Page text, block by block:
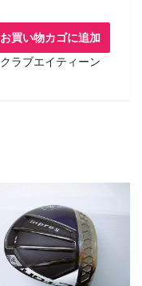
お買い物カゴに追加
クラブエイティーン